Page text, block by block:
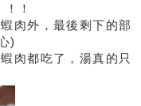
！
肉外，最後剩下的部
)
肉都吃了，湯真的只